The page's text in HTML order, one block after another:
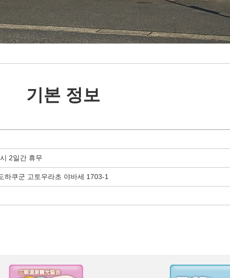
기본 정보
2일간 휴무
하쿠군 고토우라초 야바세 1703-1